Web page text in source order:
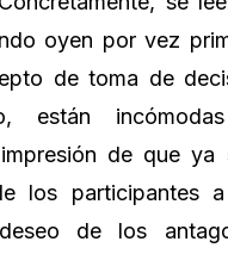
oyen por vez
de toma de
están
de que ya
los participantes
de los